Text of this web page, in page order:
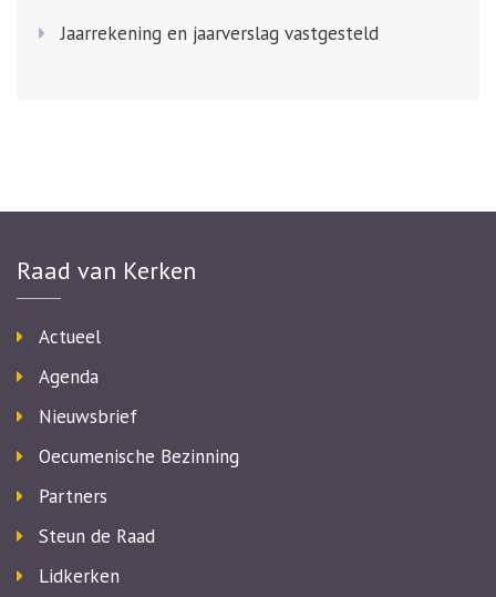
Jaarrekening en jaarverslag vastgesteld
Raad van Kerken
Actueel
Agenda
Nieuwsbrief
Oecumenische Bezinning
Partners
Steun de Raad
Lidkerken